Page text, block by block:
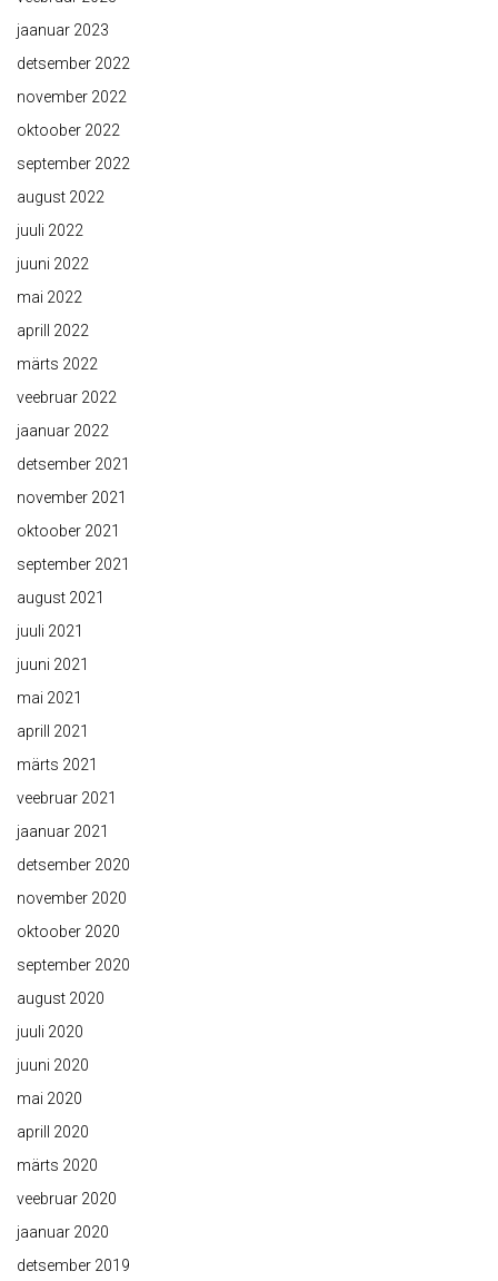
jaanuar 2023
detsember 2022
november 2022
oktoober 2022
september 2022
august 2022
juuli 2022
juuni 2022
mai 2022
aprill 2022
märts 2022
veebruar 2022
jaanuar 2022
detsember 2021
november 2021
oktoober 2021
september 2021
august 2021
juuli 2021
juuni 2021
mai 2021
aprill 2021
märts 2021
veebruar 2021
jaanuar 2021
detsember 2020
november 2020
oktoober 2020
september 2020
august 2020
juuli 2020
juuni 2020
mai 2020
aprill 2020
märts 2020
veebruar 2020
jaanuar 2020
detsember 2019